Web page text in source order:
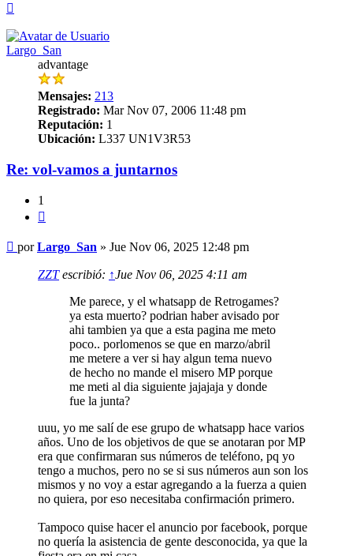
Largo_San
advantage
Mensajes: 213
Registrado: Mar Nov 07, 2006 11:48 pm
Reputación: 1
Ubicación: L337 UN1V3R53
Re: vol-vamos a juntarnos
1
Mensaje
porLargo_San » Jue Nov 06, 2025 12:48 pm
ZZTescribió: ↑Jue Nov 06, 2025 4:11 am
Me parece, y el whatsapp de Retrogames?
ya esta muerto? podrian haber avisado por
ahi tambien ya que a esta pagina me meto
poco.. porlomenos se que en marzo/abril
me metere a ver si hay algun tema nuevo
de hecho no mande el misero MP porque
me meti al dia siguiente jajajaja y donde
fue la junta?
uuu, yo me salí de ese grupo de whatsapp hace varios
años. Uno de los objetivos de que se anotaran por MP
era que confirmaran sus números de teléfono, pq yo
tengo a muchos, pero no se si sus números aun son los
mismos y no voy a estar agregando a la fuerza a quien
no quiera, por eso necesitaba confirmación primero.
Tampoco quise hacer el anuncio por facebook, porque
no quería la asistencia de gente desconocida, ya que la